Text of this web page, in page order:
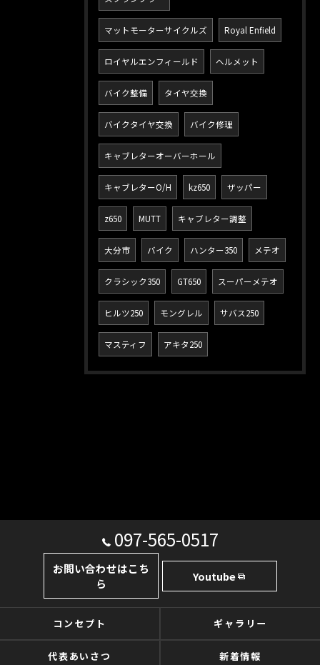
マットモーターサイクルズ Royal Enfield
ロイヤルエンフィールド ヘルメット
バイク整備 タイヤ交換
バイクタイヤ交換 バイク修理
キャブレターオーバーホール
キャブレターO/H kz650 ザッパー
z650 MUTT キャブレター調整
大分市 バイク ハンター350 メテオ
クラシック350 GT650 スーパーメテオ
ヒルツ250 モングレル サバス250
マスティフ アキタ250
097-565-0517
お問い合わせはこち
ら
Youtube
コンセプト ギャラリー
代表あいさつ 新着情報